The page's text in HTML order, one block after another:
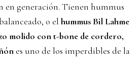
en generación. Tienen hummus
o el hummus Bil Lahme
molido con t-bone de cordero,
es uno de los imperdibles de la